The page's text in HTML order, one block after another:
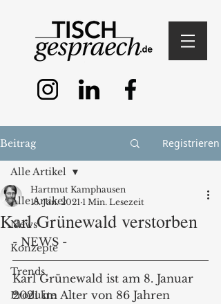
Beitrag Registrieren
Alle Artikel
News
Konzepte
Trends
Produkte
Alle Artikel
Karl Grünewald verstorben
Hartmut Kamphausen
18. Jan. 2021 1 Min. Lesezeit
- NEWS -
Karl Grünewald ist am 8. Januar
2021 im Alter von 86 Jahren